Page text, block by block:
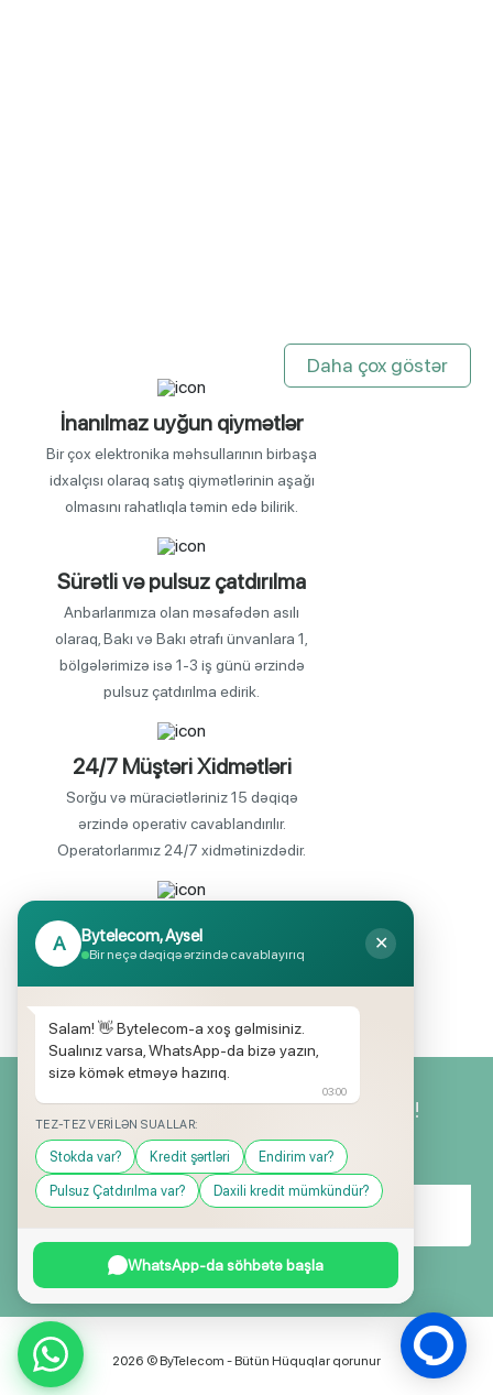
Daha çox göstər
İnanılmaz uyğun qiymətlər
Bir çox elektronika məhsullarının birbaşa
idxalçısı olaraq satış qiymətlərinin aşağı
olmasını rahatlıqla təmin edə bilirik.
Sürətli və pulsuz çatdırılma
Anbarlarımıza olan məsafədən asılı
olaraq, Bakı və Bakı ətrafı ünvanlara 1,
bölgələrimizə isə 1-3 iş günü ərzində
pulsuz çatdırılma edirik.
24/7 Müştəri Xidmətləri
Sorğu və müraciətləriniz 15 dəqiqə
ərzində operativ cavablandırılır.
Operatorlarımız 24/7 xidmətinizdədir.
Endirimli məhsul seçimi
Mağazalarımızda mütəmadi olaraq,
kampaniyaları keçirilir.
Yeniliklərimizdən ilk siz xəbərdar olun!
2026 © ByTelecom - Bütün Hüquqlar qorunur
A Bytelecom, Aysel
Bir neçə dəqiqə ərzində cavablayırıq
✕
Salam! 👋 Bytelecom-a xoş gəlmisiniz.
Sualınız varsa, WhatsApp-da bizə yazın,
sizə kömək etməyə hazırıq.
03:00
TEZ-TEZ VERILƏN SUALLAR:
Stokda var? Kredit şərtləri Endirim var?
Pulsuz Çatdırılma var? Daxili kredit mümkündür?
WhatsApp-da söhbətə başla